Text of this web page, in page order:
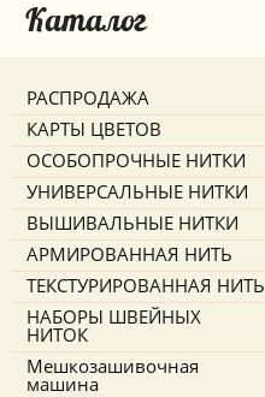
Каталог
РАСПРОДАЖА
КАРТЫ ЦВЕТОВ
ОСОБОПРОЧНЫЕ НИТКИ
УНИВЕРСАЛЬНЫЕ НИТКИ
ВЫШИВАЛЬНЫЕ НИТКИ
АРМИРОВАННАЯ НИТЬ
ТЕКСТУРИРОВАННАЯ НИТЬ
НАБОРЫ ШВЕЙНЫХ
НИТОК
Мешкозашивочная
машина